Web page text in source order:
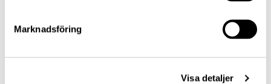
Marknadsföring
Visa detaljer
10 februari 2017